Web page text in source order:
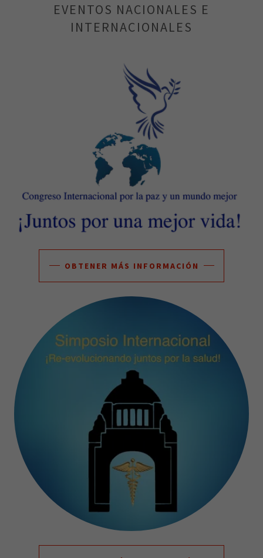
EVENTOS NACIONALES E
INTERNACIONALES
OBTENER MÁS INFORMACIÓN